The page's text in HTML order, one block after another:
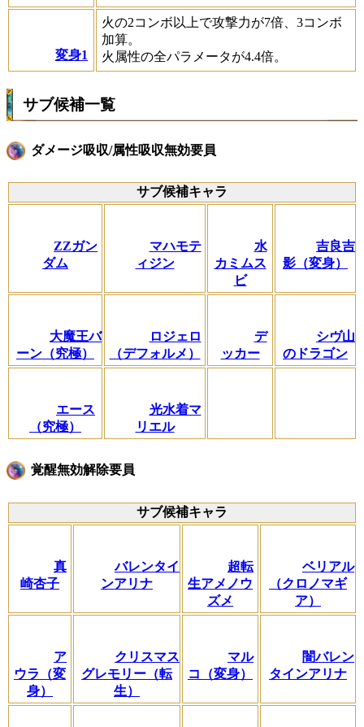
変身1
火の2コンボ以上で攻撃力が7倍、3コンボ
加算。
火属性の全パラメータが4.4倍。
サブ候補一覧
ダメージ吸収/属性吸収無効要員
サブ候補キャラ
ZZガン
ダム
マハモテ
ィジン
水
カミムス
ビ
吉良吉
影（変身）
大魔王バ
ーン（究極）
ロジェロ
（デフォルメ）
デ
ッカー
シヴ山
のドラゴン
エース
（究極）
光水着マ
リエル
覚醒無効解除要員
サブ候補キャラ
真
崎杏子
バレンタイ
ンアリナ
超転
生アメノウ
ズメ
ベリアル
（クロノマギ
ア）
ア
ウラ（変
身）
クリスマス
グレモリー（転
生）
マル
コ（変身）
闇バレン
タインアリナ